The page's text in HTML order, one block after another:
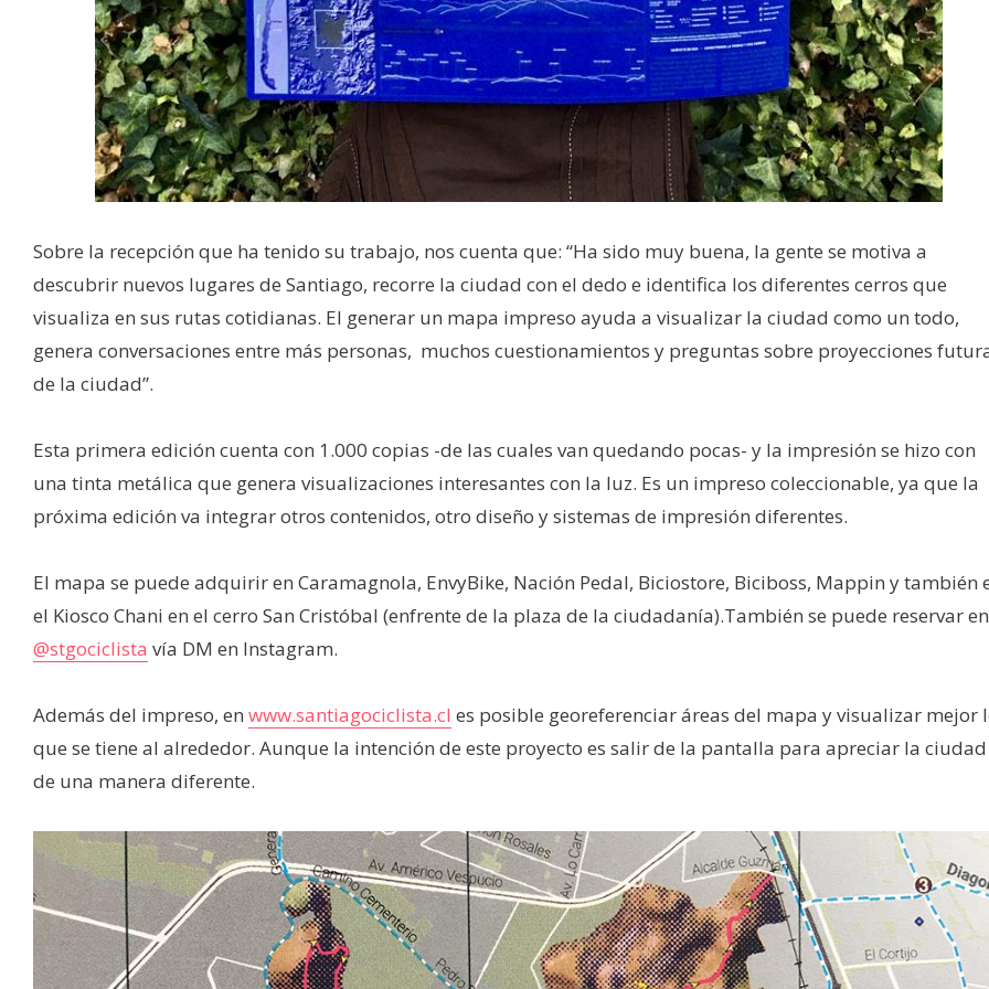
Sobre la recepción que ha tenido su trabajo, nos cuenta que: “Ha sido muy buena, la gente se motiva a
descubrir nuevos lugares de Santiago, recorre la ciudad con el dedo e identifica los diferentes cerros que
visualiza en sus rutas cotidianas. El generar un mapa impreso ayuda a visualizar la ciudad como un todo,
genera conversaciones entre más personas, muchos cuestionamientos y preguntas sobre proyecciones
de la ciudad”.
Esta primera edición cuenta con 1.000 copias -de las cuales van quedando pocas- y la impresión se hizo con
una tinta metálica que genera visualizaciones interesantes con la luz. Es un impreso coleccionable, ya que la
próxima edición va integrar otros contenidos, otro diseño y sistemas de impresión diferentes.
El mapa se puede adquirir en Caramagnola, EnvyBike, Nación Pedal, Biciostore, Biciboss, Mappin y también
el Kiosco Chani en el cerro San Cristóbal (enfrente de la plaza de la ciudadanía).También se puede reservar en
@stgociclista vía DM en Instagram.
Además del impreso, en www.santiagociclista.cl es posible georeferenciar áreas del mapa y visualizar mejor
que se tiene al alrededor. Aunque la intención de este proyecto es salir de la pantalla para apreciar la ciudad
de una manera diferente.